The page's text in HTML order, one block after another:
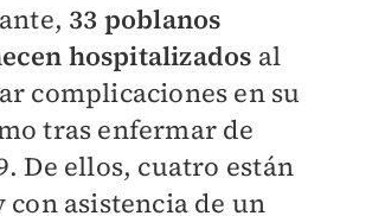
33 poblanos
hospitalizados al
complicaciones en su
tras enfermar de
De ellos, cuatro están
con asistencia de un